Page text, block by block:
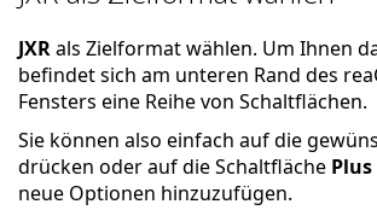
JXRals Zielformat wählen. Um Ihnen
befindet sich am unteren Rand des
Fensters eine Reihe von Schaltflächen.
Sie können also einfach auf die
drücken oder auf die Schaltfläche Plus
neue Optionen hinzuzufügen.